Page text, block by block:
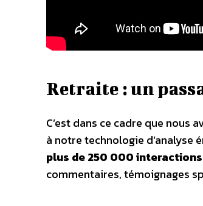
Retraite : un
C’est dans ce cadre que nous
à notre technologie d’analyse
plus de 250 000
commentaires, témoignages